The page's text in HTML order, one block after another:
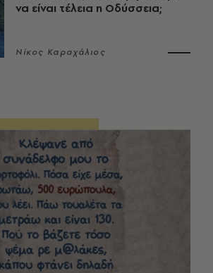
να είναι τέλεια η Οδύσσεια;
Νίκος Καραχάλιος